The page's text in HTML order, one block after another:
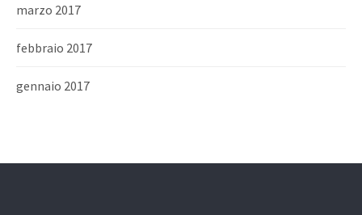
marzo 2017
febbraio 2017
gennaio 2017